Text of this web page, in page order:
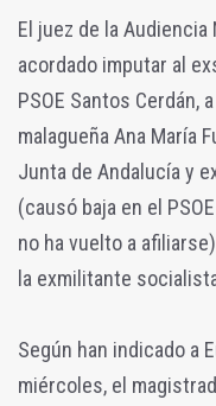
El juez de la Audiencia
acordado imputar al
PSOE Santos Cerdán,
malagueña Ana María
Junta de Andalucía y
(causó baja en el
no ha vuelto a
la exmilitante
Según han indicado a
miércoles, el